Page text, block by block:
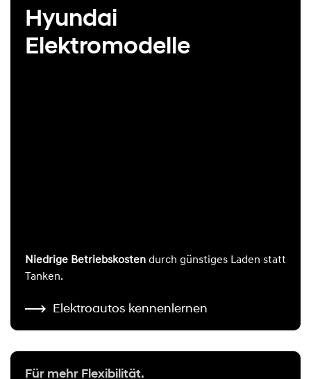
Hyundai
Elektromodelle
Niedrige Betriebskosten durch günstiges Laden statt
Tanken.
Elektroautos kennenlernen
Für mehr Flexibilität.